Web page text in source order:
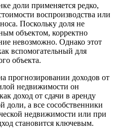
доли применяется редко,
воспроизводства или
Поскольку доля не
объектом, корректно
невозможно. Однако этот
вспомогательный для
объекта.
прогнозировании доходов от
недвижимости он
доход от сдачи в аренду
доли, а все сособственники
недвижимости или при
становится ключевым.